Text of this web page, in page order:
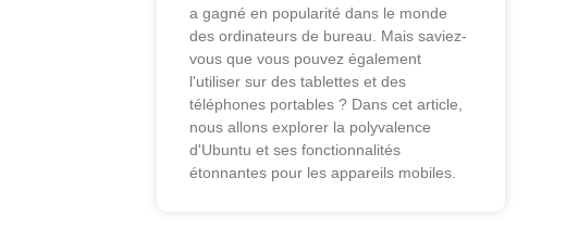
a gagné en popularité dans le monde
des ordinateurs de bureau. Mais saviez-
vous que vous pouvez également
l'utiliser sur des tablettes et des
téléphones portables ? Dans cet article,
nous allons explorer la polyvalence
d'Ubuntu et ses fonctionnalités
étonnantes pour les appareils mobiles.